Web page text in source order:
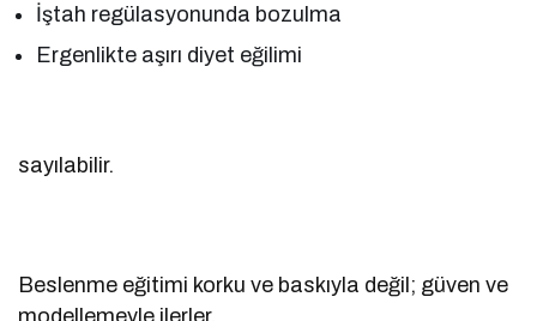
İştah regülasyonunda bozulma
Ergenlikte aşırı diyet eğilimi
sayılabilir.
Beslenme eğitimi korku ve baskıyla değil; güven ve
modellemeyle ilerler.